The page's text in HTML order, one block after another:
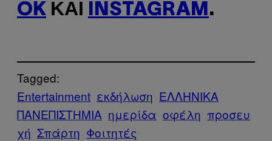
OK ΚΑΙ INSTAGRAM .
Tagged:
Entertainment εκδήλωση ΕΛΛΗΝΙΚA
ΠΑΝΕΠΙΣΤHΜΙΑ ημερίδα οφέλη προσευ
χή Σπάρτη Φοιτητές